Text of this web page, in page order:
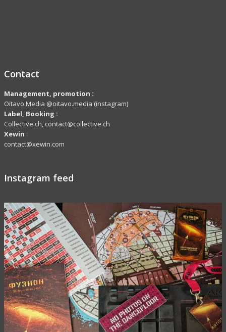
Contact
Management, promotion :
Oïtavo Media @oitavo.media (instagram)
Label, Booking :
Collective.ch, contact@collective.ch
Xewin :
contact@xewin.com
Instagram feed